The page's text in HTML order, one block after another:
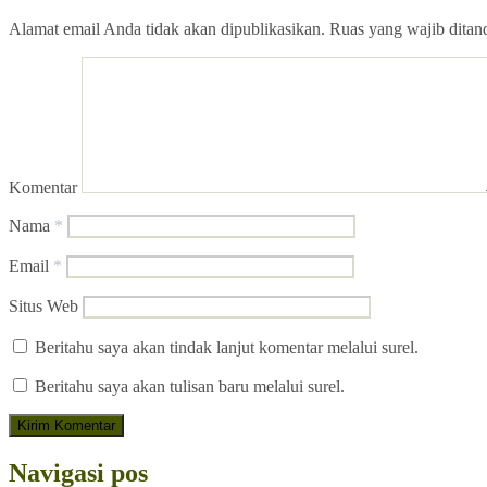
Alamat email Anda tidak akan dipublikasikan. Ruas yang wajib
Komentar
Nama *
Email *
Situs Web
Beritahu saya akan tindak lanjut komentar melalui surel.
Beritahu saya akan tulisan baru melalui surel.
Navigasi pos